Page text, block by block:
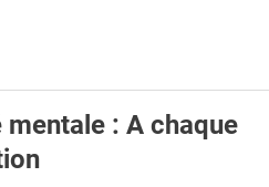
mentale : A chaque